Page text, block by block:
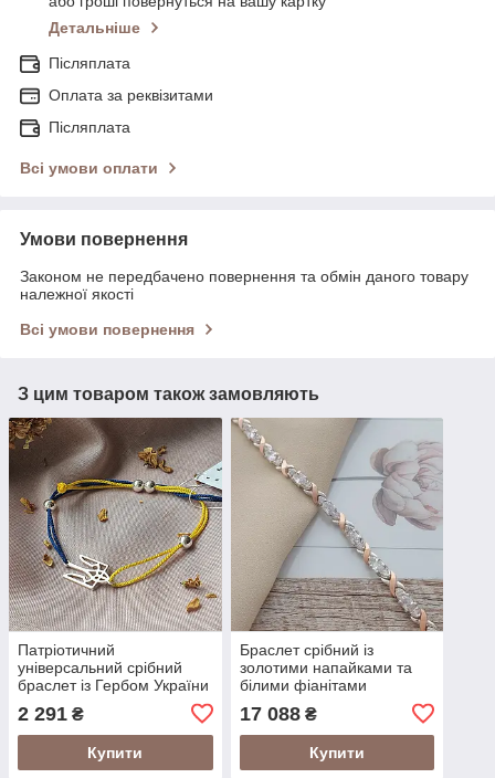
Детальніше
Післяплата
Оплата за реквізитами
Післяплата
Всі умови оплати
Умови повернення
Законом не передбачено повернення та обмін даного товару
належної якості
Всі умови повернення
З цим товаром також замовляють
Патріотичний
універсальний срібний
браслет із Гербом України
2 291 ₴
Купити
Браслет срібний із
золотими напайками та
білими фіанітами
17 088₴
Купити